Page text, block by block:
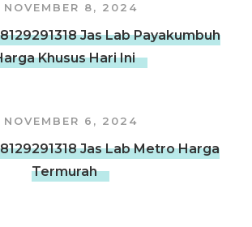
NOVEMBER 8, 2024
Jas Lab Payakumbuh
Khusus Hari Ini
NOVEMBER 6, 2024
Jas Lab Metro Harga
Termurah